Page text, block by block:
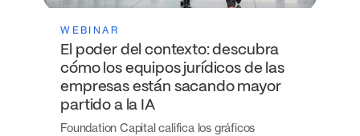
WEBINAR
El poder del contexto: descubra
cómo los equipos jurídicos de las
empresas están sacando mayor
partido a la IA
Foundation Capital califica los gráficos